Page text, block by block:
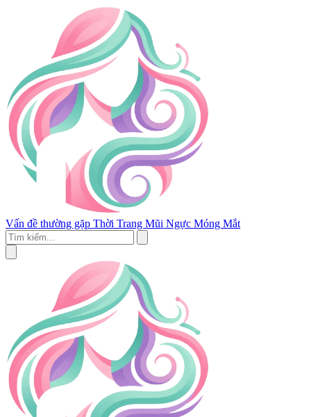
Vấn đề thường gặp Thời Trang Mũi Ngực Móng Mắt